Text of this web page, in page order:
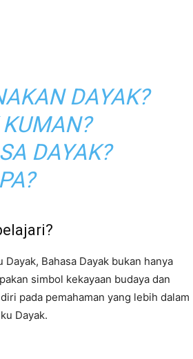
DAYAK?
DAYAK?
Dayak, Bahasa Dayak bukan hanya
simbol kekayaan budaya dan
pada pemahaman yang lebih dalam
Dayak.